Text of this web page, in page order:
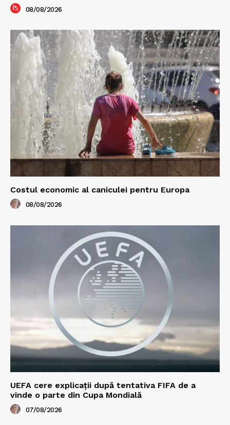
08/08/2026
Costul economic al caniculei pentru Europa
08/08/2026
UEFA cere explicații după tentativa FIFA de a
vinde o parte din Cupa Mondială
07/08/2026